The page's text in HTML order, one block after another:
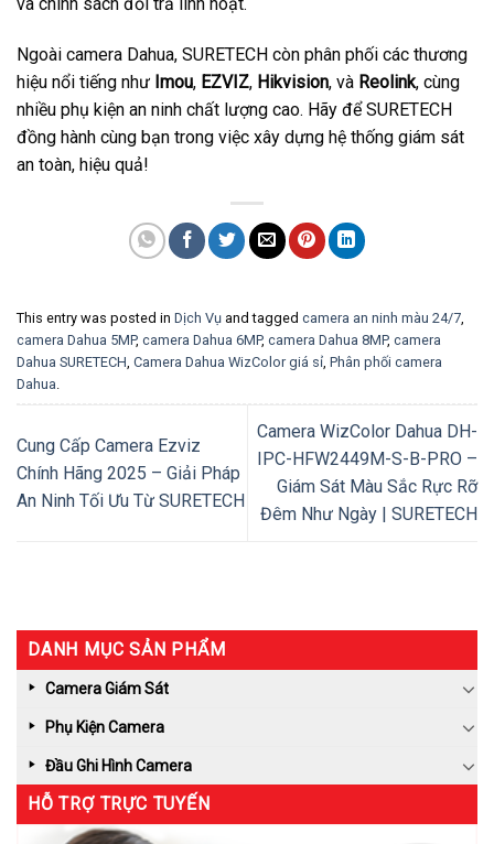
và chính sách đổi trả linh hoạt.
Ngoài camera Dahua, SURETECH còn phân phối các thương
hiệu nổi tiếng như Imou, EZVIZ, Hikvision, và Reolink, cùng
nhiều phụ kiện an ninh chất lượng cao. Hãy để SURETECH
đồng hành cùng bạn trong việc xây dựng hệ thống giám sát
an toàn, hiệu quả!
This entry was posted in Dịch Vụ and tagged camera an ninh màu 24/7
camera Dahua 5MP, camera Dahua 6MP, camera Dahua 8MP, camera
Dahua SURETECH Camera Dahua WizColor giá sỉ Phân phối camera
Dahua
Cung Cấp Camera Ezviz
Chính Hãng 2025 – Giải Pháp
An Ninh Tối Ưu Từ SURETECH
Camera WizColor Dahua DH-
IPC-HFW2449M-S-B-PRO –
Giám Sát Màu Sắc Rực Rỡ
Đêm Như Ngày | SURETECH
DANH MỤC SẢN PHẨM
Camera Giám Sát
Phụ Kiện Camera
Đầu Ghi Hình Camera
HỖ TRỢ TRỰC TUYẾN